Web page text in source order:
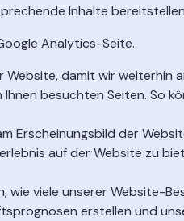
Inhalte
Analytics-Seite.
damit wir weiterhin
besuchten Seiten. So
Erscheinungsbild der
auf der Website zu
viele unserer Website-
erstellen und